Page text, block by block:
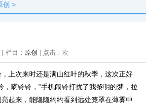
创 >
栏目： 原创 | 点击： 次
上次来时还是满山红叶的秋季，这次正好
，嘀铃铃，”手机闹铃打扰了我黎明的梦，拉
起来，能隐隐约约看到远处笼罩在薄雾中